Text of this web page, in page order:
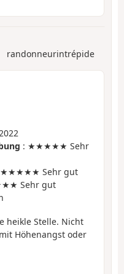
randonneurintrépide
: ★★★★★ Sehr
★★★★★ Sehr gut
Sehr gut
heikle Stelle. Nicht
Höhenangst oder